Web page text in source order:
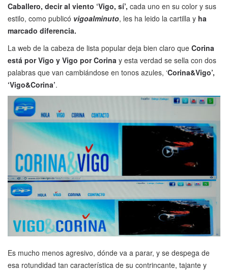
Caballero, decir al viento ‘Vigo, sí’, cada uno en su color y sus
estilo, como publicó vigoalminuto, les ha leido la cartilla y ha
marcado diferencia.
La web de la cabeza de lista popular deja bien claro que Corina
está por Vigo y Vigo por Corina y esta verdad se sella con dos
palabras que van cambiándose en tonos azules, ‘Corina&Vigo’,
‘Vigo&Corina’.
Es mucho menos agresivo, dónde va a parar, y se despega de
esa rotundidad tan característica de su contrincante, tajante y